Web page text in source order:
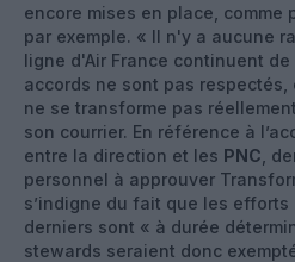
encore mises en place, comme
par exemple. « Il n'y a aucune
ligne d'Air France continuent
accords ne sont pas
ne se transforme pas
son courrier. En référence à
entre la direction et les PNC ,
personnel à approuver
s’indigne du fait que les
derniers sont « à durée
stewards seraient donc